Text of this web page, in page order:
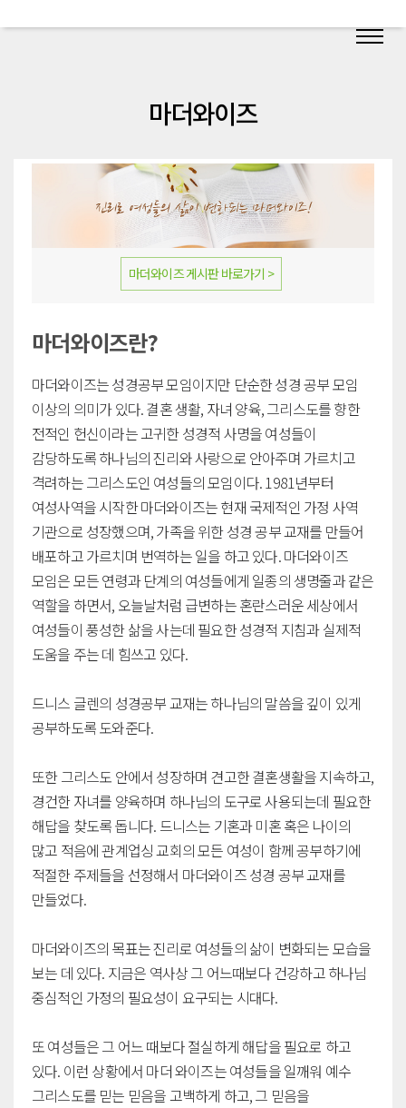
마더와이즈
마더와이즈 게시판 바로가기 >
마더와이즈란?
마더와이즈는 성경공부 모임이지만 단순한 성경 공부 모임
이상의 의미가 있다. 결혼 생활, 자녀 양육, 그리스도를 향한
전적인 헌신이라는 고귀한 성경적 사명을 여성들이
감당하도록 하나님의 진리와 사랑으로 안아주며 가르치고
격려하는 그리스도인 여성들의 모임이다. 1981년부터
여성사역을 시작한 마더와이즈는 현재 국제적인 가정 사역
기관으로 성장했으며, 가족을 위한 성경 공부 교재를 만들어
배포하고 가르치며 번역하는 일을 하고 있다. 마더와이즈
모임은 모든 연령과 단계의 여성들에게 일종의 생명줄과 같은
역할을 하면서, 오늘날처럼 급변하는 혼란스러운 세상에서
여성들이 풍성한 삶을 사는데 필요한 성경적 지침과 실제적
도움을 주는 데 힘쓰고 있다.
드니스 글렌의 성경공부 교재는 하나님의 말씀을 깊이 있게
공부하도록 도와준다.
또한 그리스도 안에서 성장하며 견고한 결혼생활을 지속하고,
경건한 자녀를 양육하며 하나님의 도구로 사용되는데 필요한
해답을 찾도록 돕니다. 드니스는 기혼과 미혼 혹은 나이의
많고 적음에 관계업싱 교회의 모든 여성이 함께 공부하기에
적절한 주제들을 선정해서 마더와이즈 성경 공부 교재를
만들었다.
마더와이즈의 목표는 진리로 여성들의 삶이 변화되는 모습을
보는 데 있다. 지금은 역사상 그 어느때보다 건강하고 하나님
중심적인 가정의 필요성이 요구되는 시대다.
또 여성들은 그 어느 때보다 절실하게 해답을 필요로 하고
있다. 이런 상황에서 마더 와이즈는 여성들을 일깨워 예수
그리스도를 믿는 믿음을 고백하게 하고, 그 믿음을